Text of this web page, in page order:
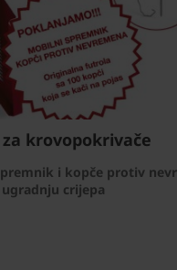
krovopokrivače
i kopče protiv
crijepa